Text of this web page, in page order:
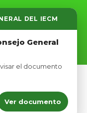
DEL IECM
General
el documento
Ver documento
PRENSA